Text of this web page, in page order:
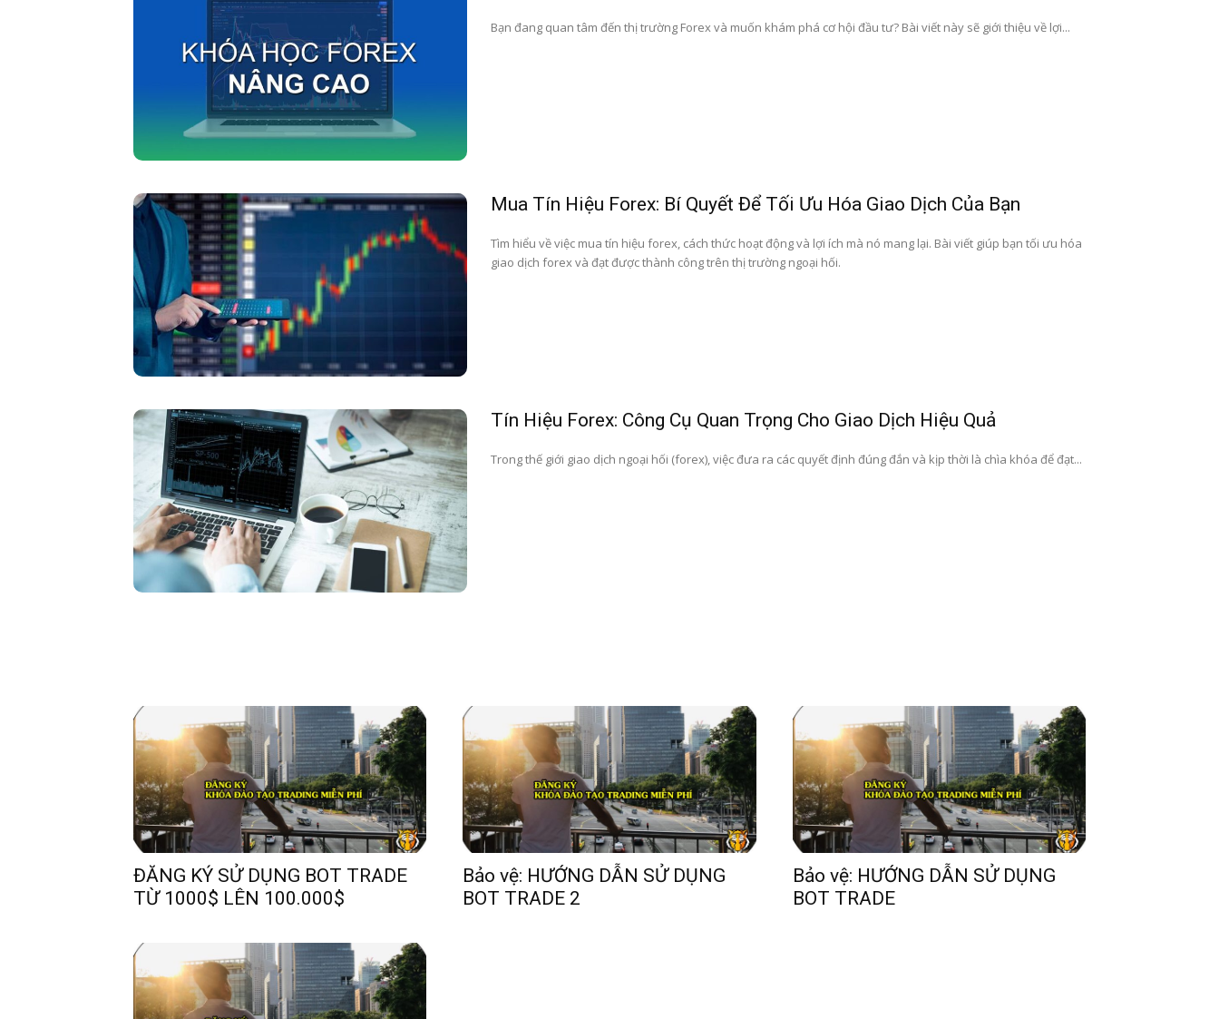
Bạn đang quan tâm đến thị trường Forex và muốn khám phá cơ hội đầu tư? Bài viết này sẽ giới thiệu về lợi...
Mua Tín Hiệu Forex: Bí Quyết Để Tối Ưu Hóa Giao Dịch Của Bạn
Tìm hiểu về việc mua tín hiệu forex, cách thức hoạt động và lợi ích mà nó mang lại. Bài viết giúp bạn tối ưu hóa
giao dịch forex và đạt được thành công trên thị trường ngoại hối.
Tín Hiệu Forex: Công Cụ Quan Trọng Cho Giao Dịch Hiệu Quả
Trong thế giới giao dịch ngoại hối (forex), việc đưa ra các quyết định đúng đắn và kịp thời là chìa khóa để đạt...
ĐĂNG KÝ SỬ DỤNG BOT TRADE
TỪ 1000$ LÊN 100.000$
Bảo vệ: HƯỚNG DẪN SỬ DỤNG
BOT TRADE 2
Bảo vệ: HƯỚNG DẪN SỬ DỤNG
BOT TRADE